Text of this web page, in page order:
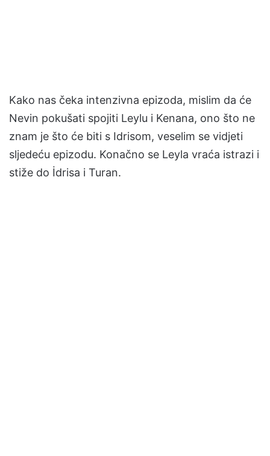
Kako nas čeka intenzivna epizoda, mislim da će
Nevin pokušati spojiti Leylu i Kenana, ono što ne
znam je što će biti s Idrisom, veselim se vidjeti
sljedeću epizodu. Konačno se Leyla vraća istrazi i
stiže do İdrisa i Turan.